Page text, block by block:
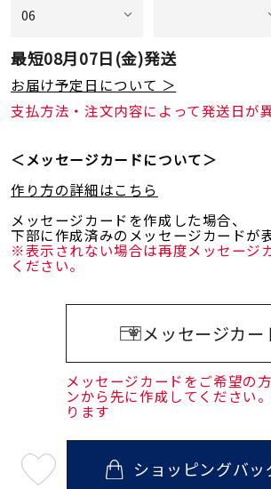
価格 ¥0
最短08月07日(金)発送
お届け予定日について ＞
支払方法・注文内容によって発送日が
＜メッセージカードについて＞
作り方の詳細はこちら
メッセージカードを作成した場合、
下部に作成済みのメッセージカードが
※表示されない場合は再度メッセージ
ください。
メッセージカー
メッセージカードをご希望の
ンから先に作成してください
ります
ショッピングバッ